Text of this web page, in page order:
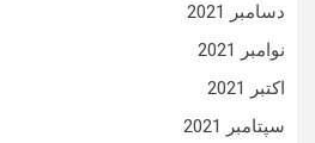
دسامبر 2021
نوامبر 2021
اکتبر 2021
سپتامبر 2021